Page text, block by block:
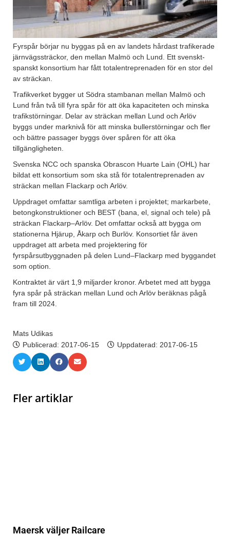
Fyrspår börjar nu byggas på en av landets hårdast trafikerade
järnvägssträckor, den mellan Malmö och Lund. Ett svenskt-
spanskt konsortium har fått totalentreprenaden för en stor del
av sträckan.
Trafikverket bygger ut Södra stambanan mellan Malmö och
Lund från två till fyra spår för att öka kapaciteten och minska
trafikstörningar. Delar av sträckan mellan Lund och Arlöv
byggs under marknivå för att minska bullerstörningar och fler
och bättre passager byggs över spåren för att öka
tillgängligheten.
Svenska NCC och spanska Obrascon Huarte Lain (OHL) har
bildat ett konsortium som ska stå för totalentreprenaden av
sträckan mellan Flackarp och Arlöv.
Uppdraget omfattar samtliga arbeten i projektet; markarbete,
betongkonstruktioner och BEST (bana, el, signal och tele) på
sträckan Flackarp–Arlöv. Det omfattar också att bygga om
stationerna Hjärup, Åkarp och Burlöv. Konsortiet får även
uppdraget att arbeta med projektering för
fyrspårsutbyggnaden på delen Lund–Flackarp med byggandet
som option.
Kontraktet är värt 1,9 miljarder kronor. Arbetet med att bygga
fyra spår på sträckan mellan Lund och Arlöv beräknas pågå
fram till 2024.
Mats Udikas
Publicerad: 2017-06-15 Uppdaterad: 2017-06-15
Fler artiklar
Maersk väljer Railcare